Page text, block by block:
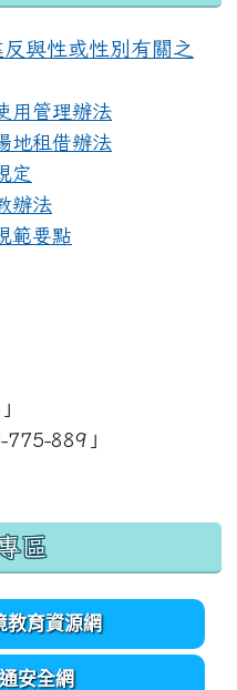
與性或性別有關之
用管理辦法
地租借辦法
定
辦法
範要點
uploads/
889」
區
教育資源網
安全網